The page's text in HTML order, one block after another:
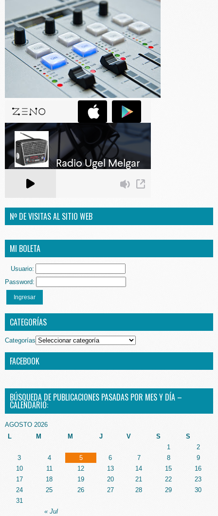
Nº DE VISITAS AL SITIO WEB
MI BOLETA
Usuario:
Password:
Ingresar
CATEGORÍAS
Categorías
FACEBOOK
BÚSQUEDA DE PUBLICACIONES PASADAS POR MES Y DÍA –
CALENDARIO:
AGOSTO 2026
L
M M J V S S
« Jul
1
2
3
4 5 6 7 8
9
10
11 12 13 14 15
16
17
18 19 20 21 22
23
24
25 26 27 28 29
30
31